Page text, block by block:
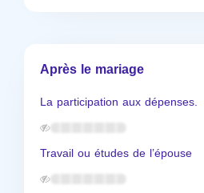
Après le mariage
La participation aux dépenses.
Travail ou études de l’épouse